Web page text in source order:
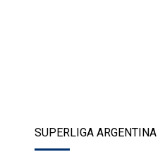
SUPERLIGA ARGENTINA